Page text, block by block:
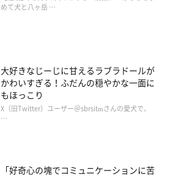
めて犬と八ヶ岳 …
大好きなじーじに甘えるラブラドールが
かわいすぎる！ふだんの穏やかな一面に
もほっこり
X（旧Twitter）ユーザー＠sbrsitmさんの愛犬で、
…
「好奇心の塊でコミュニケーションに苦